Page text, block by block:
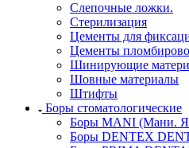
Слепочные ложки.
Стерилизация
Цементы для
Цементы
Шинирующие
Шовные материалы
Штифты
Боры стоматологические
Боры MANI (Мани.
Боры DENTEX